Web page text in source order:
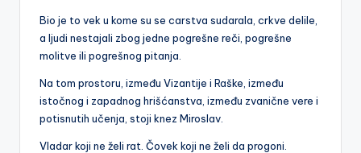
Bio je to vek u kome su se carstva sudarala, crkve delile,
a ljudi nestajali zbog jedne pogrešne reči, pogrešne
molitve ili pogrešnog pitanja.
Na tom prostoru, između Vizantije i Raške, između
istočnog i zapadnog hrišćanstva, između zvanične vere i
potisnutih učenja, stoji knez Miroslav.
Vladar koji ne želi rat. Čovek koji ne želi da progoni.